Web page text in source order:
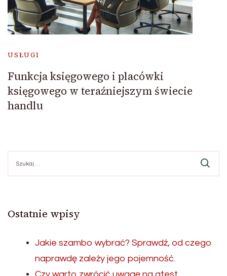
USŁUGI
Funkcja księgowego i placówki
księgowego w teraźniejszym świecie
handlu
Ostatnie wpisy
Jakie szambo wybrać? Sprawdź, od czego
naprawdę zależy jego pojemność.